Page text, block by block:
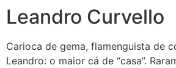
Leandro Curvello
Carioca de gema, flamenguista de
Leandro: o maior cá de “casa”.